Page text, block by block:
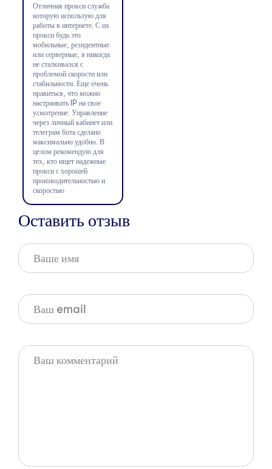
Отличная прокси служба
которую использую для
работы в интернете. С их
прокси будь это
мобильные, резидентные
или серверные, я никогда
не сталкивался с
проблемой скорости или
стабильности. Еще очень
нравиться, что можно
настраивать IP на свое
усмотрение. Управление
через личный кабинет или
телеграм бота сделано
максимально удобно. В
целом рекомендую для
тех, кто ищет надежные
прокси с хорошей
производительностью и
скоростью
Оставить отзыв